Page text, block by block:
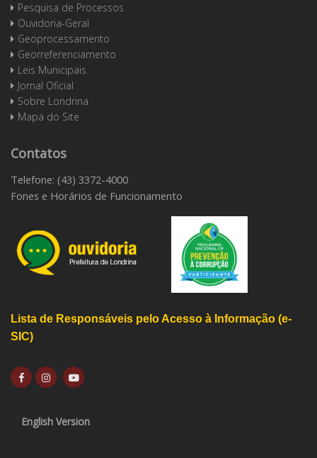
Pesquisa de Processos
Ouvidoria-Geral
Geoprocessamento
Georreferenciamento
Leis Municipais
Jornal Oficial
Sobre Londrina
Mapa do Site
Contatos
Telefone: (43) 3372-4000
Fones e Horários de Funcionamento
Lista de Responsáveis pelo Acesso à Informação (e-
SIC)
English Version